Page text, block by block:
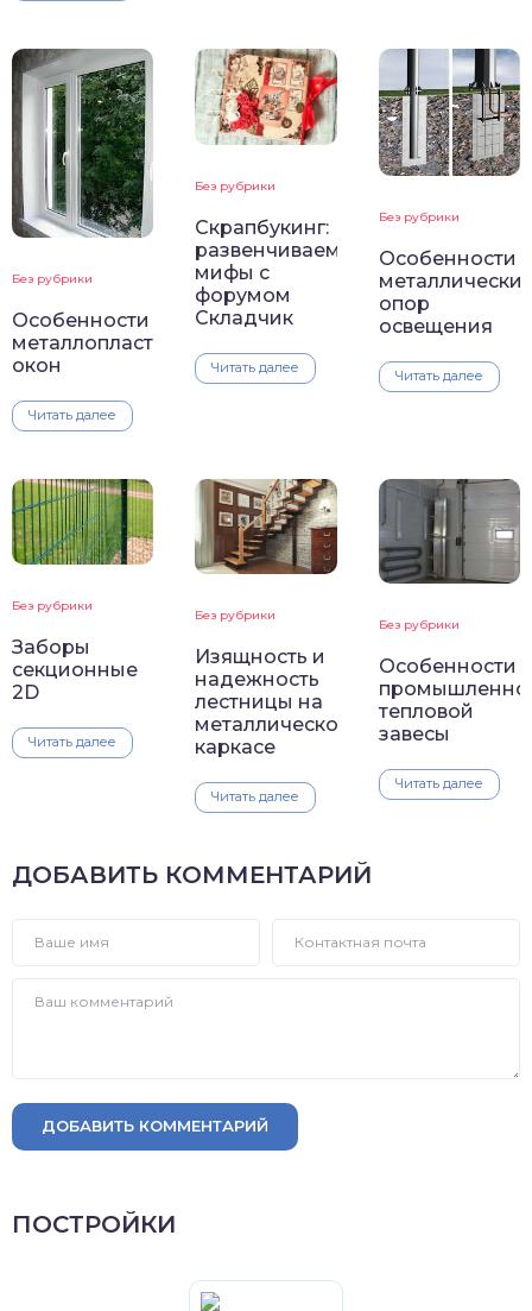
Без рубрики
Особенности
металлопластиковых
окон
Читать далее
Без рубрики
Скрапбукинг:
развенчиваем
мифы с
форумом
Складчик
Читать далее
Без рубрики
Особенности
металлических
опор
освещения
Читать далее
Без рубрики
Заборы
секционные
2D
Читать далее
Без рубрики
Изящность и
надежность
лестницы на
металлическом
каркасе
Читать далее
Без рубрики
Особенности
тепловой
завесы
Читать далее
ДОБАВИТЬ КОММЕНТАРИЙ
ДОБАВИТЬ КОММЕНТАРИЙ
ПОСТРОЙКИ